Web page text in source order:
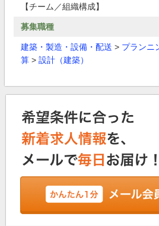
【チーム／組織構成】
募集職種
建築・製造・設備・配送 > プランニ
算 > 設計（建築）